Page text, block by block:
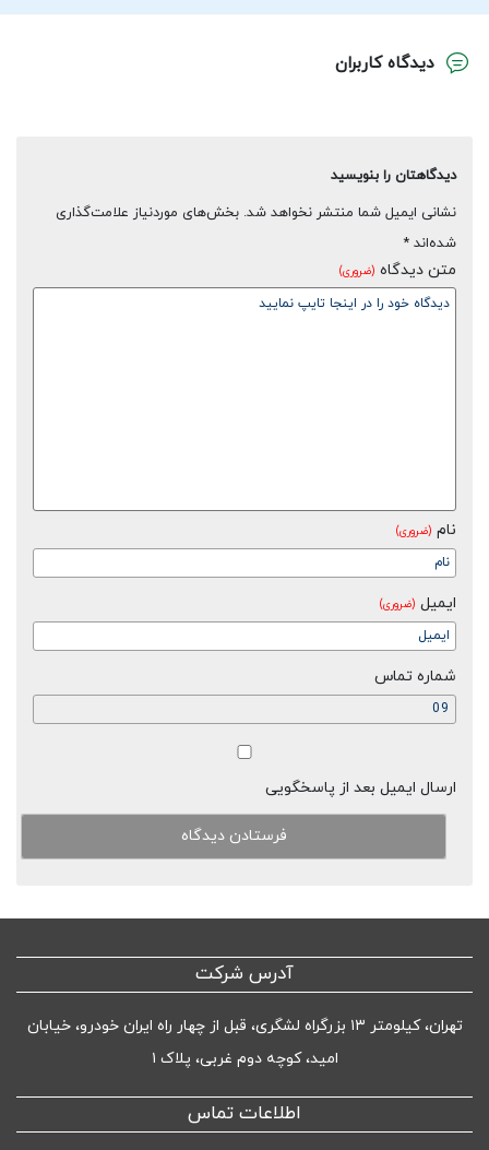
دیدگاه کاربران
دیدگاهتان را بنویسید
نشانی ایمیل شما منتشر نخواهد شد. بخش‌های موردنیاز علامت‌گذاری
شده‌اند *
متن دیدگاه (ضروری)
نام (ضروری)
ایمیل (ضروری)
شماره تماس
ارسال ایمیل بعد از پاسخگویی
آدرس شرکت
تهران، کیلومتر ۱۳ بزرگراه لشگری، قبل از چهار راه ایران خودرو، خیابان
امید، کوچه دوم غربی، پلاک ۱
اطلاعات تماس